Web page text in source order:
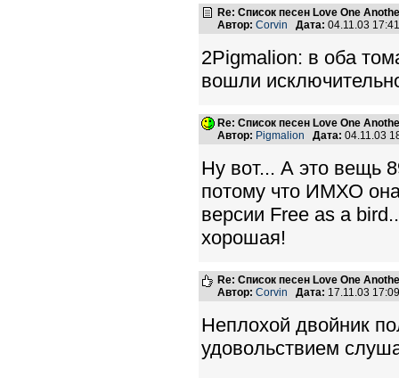
Re: Список песен Love One
Автор: Corvin Дата: 04.11.03
2Pigmalion: в оба
вошли
Re: Список песен Love One
Автор: Pigmalion Дата: 04.11.03
Ну вот... А это вещь
потому что ИМХО
версии Free as a
хорошая!
Re: Список песен Love One
Автор: Corvin Дата: 17.11.03
Неплохой двойник
удовольствием